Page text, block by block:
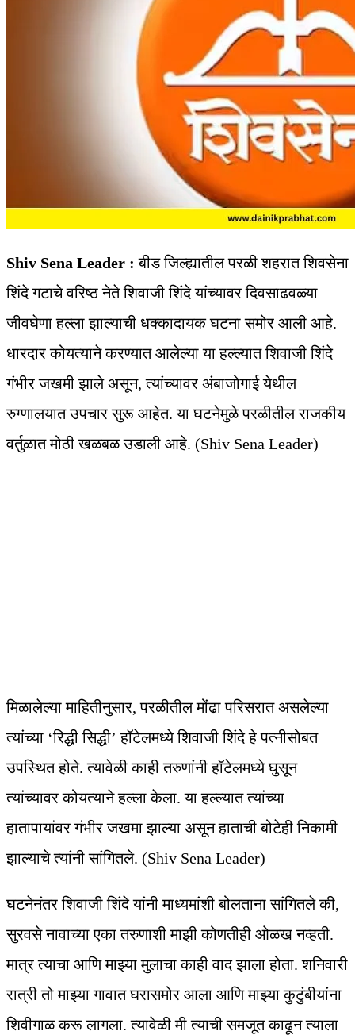
Shiv Sena Leader : बीड जिल्ह्यातील परळी शहरात शिवसेना
शिंदे गटाचे वरिष्ठ नेते शिवाजी शिंदे यांच्यावर दिवसाढवळ्या
जीवघेणा हल्ला झाल्याची धक्कादायक घटना समोर आली आहे.
धारदार कोयत्याने करण्यात आलेल्या या हल्ल्यात शिवाजी शिंदे
गंभीर जखमी झाले असून, त्यांच्यावर अंबाजोगाई येथील
रुग्णालयात उपचार सुरू आहेत. या घटनेमुळे परळीतील राजकीय
वर्तुळात मोठी खळबळ उडाली आहे. (Shiv Sena Leader)
मिळालेल्या माहितीनुसार, परळीतील मोंढा परिसरात असलेल्या
त्यांच्या ‘रिद्धी सिद्धी’ हॉटेलमध्ये शिवाजी शिंदे हे पत्नीसोबत
उपस्थित होते. त्यावेळी काही तरुणांनी हॉटेलमध्ये घुसून
त्यांच्यावर कोयत्याने हल्ला केला. या हल्ल्यात त्यांच्या
हातापायांवर गंभीर जखमा झाल्या असून हाताची बोटेही निकामी
झाल्याचे त्यांनी सांगितले. (Shiv Sena Leader)
घटनेनंतर शिवाजी शिंदे यांनी माध्यमांशी बोलताना सांगितले की,
सुरवसे नावाच्या एका तरुणाशी माझी कोणतीही ओळख नव्हती.
मात्र त्याचा आणि माझ्या मुलाचा काही वाद झाला होता. शनिवारी
रात्री तो माझ्या गावात घरासमोर आला आणि माझ्या कुटुंबीयांना
शिवीगाळ करू लागला. त्यावेळी मी त्याची समजूत काढून त्याला